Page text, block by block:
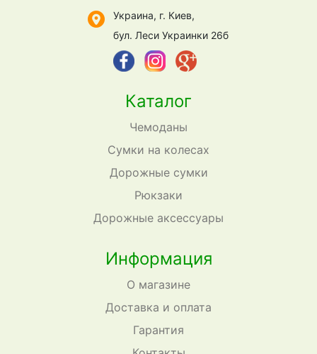
Каталог
Чемоданы
Сумки на колесах
Дорожные сумки
Рюкзаки
Дорожные аксессуары
Информация
О магазине
Доставка и оплата
Гарантия
Украина, г. Киев,
бул. Леси Украинки 26б